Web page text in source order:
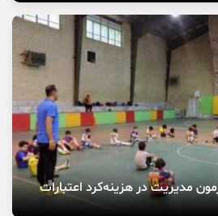
مدیریت در هزینه‌کرد اعتبارات